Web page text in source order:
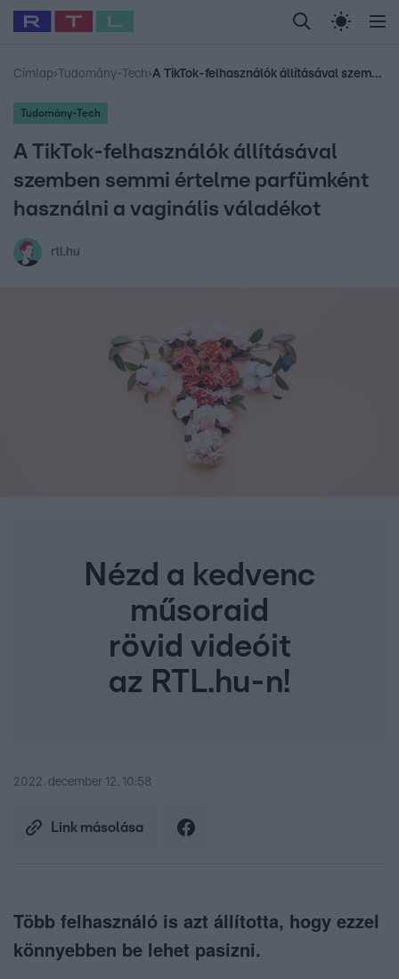
Legfrissebb RTL Híradó Randi Celeb vagyok,
Babits Marcella Most Wanted Gallusz
Címlap› Tudomány-Tech› A TikTok-felhasználók állításával szemben semmi értelme parfümként használni a vaginális váladékot
Tudomány-Tech
A TikTok-felhasználók állításával
szemben semmi értelme parfümként
használni a vaginális váladékot
rtl.hu
Nézd a kedvenc
műsoraid
rövid videóit
az RTL.hu-n!
2022. december 12. 10:58
Link másolása
Több felhasználó is azt állította, hogy ezzel
könnyebben be lehet pasizni.